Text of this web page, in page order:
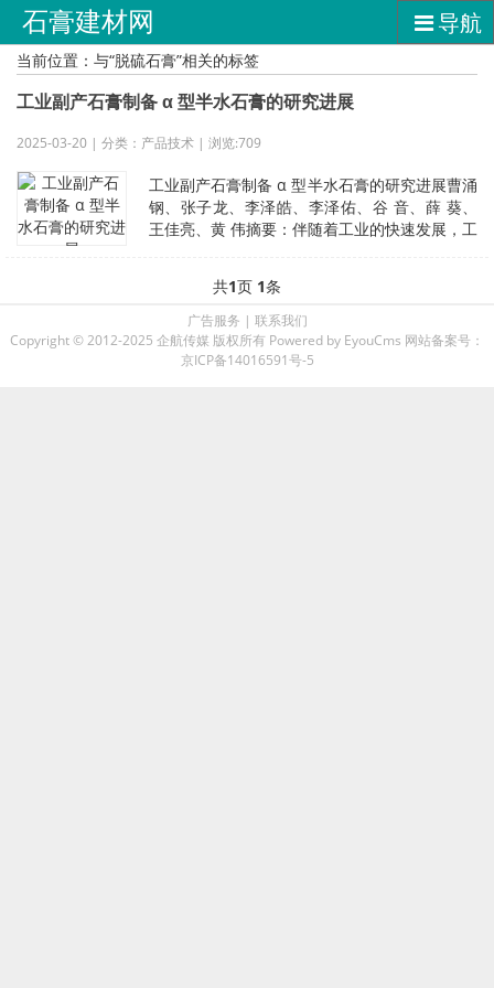
石膏建材网 导航
当前位置：与“脱硫石膏”相关的标签
工业副产石膏制备 α 型半水石膏的研究进展
2025-03-20 | 分类：产品技术 | 浏览:709
工业副产石膏制备 α 型半水石膏的研究进展曹涌
钢、张子龙、李泽皓、李泽佑、谷 音、薛 葵、
王佳亮、黄 伟摘要：伴随着工业的快速发展，工
共1页 1条
广告服务 | 联系我们
Copyright © 2012-2025 企航传媒 版权所有 Powered by EyouCms 网站备案号：
京ICP备14016591号-5